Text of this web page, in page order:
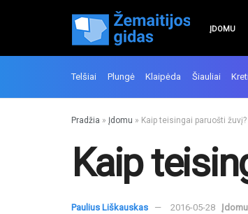
ĮDOMU
Telšiai Plungė Klaipėda Šiauliai
Pradžia » Įdomu » Kaip teisingai paruošti žuvį?
Kaip
Paulius Liškauskas 2016-05-28 Įdomu